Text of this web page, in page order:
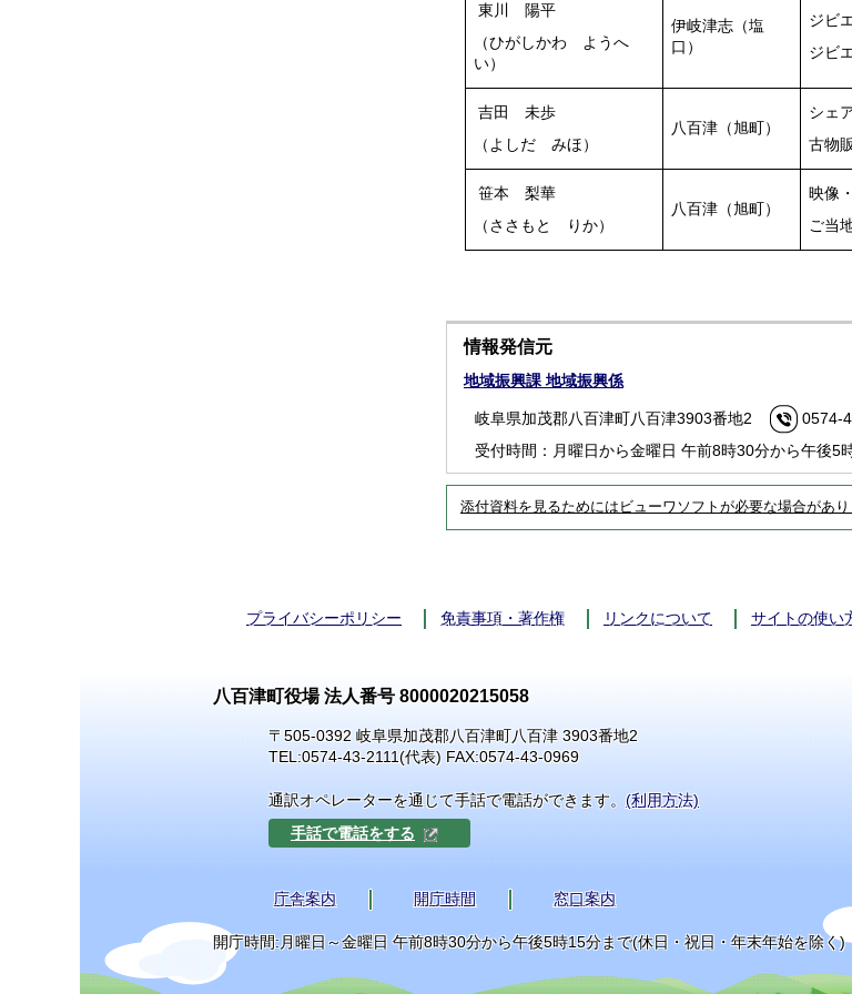
東川 陽平
（ひがしかわ ようへ
い）
伊岐津志（塩
口）
ジビ
ジビ
吉田 未歩
（よしだ みほ）
八百津（旭町）
シェ
古物
笹本 梨華
（ささもと りか）
八百津（旭町）
映像
ご当
情報発信元
地域振興課 地域振興係
岐阜県加茂郡八百津町八百津3903番地2 0574-
受付時間：月曜日から金曜日 午前8時30分から午後5
添付資料を見るためにはビューワソフトが必要な場合があ
プライバシーポリシー 免責事項・著作権 リンクについて サイトの使い
八百津町役場 法人番号 8000020215058
〒505-0392 岐阜県加茂郡八百津町八百津 3903番地2
TEL:0574-43-2111(代表) FAX:0574-43-0969
通訳オペレーターを通じて手話で電話ができます。 (利用方法)
手話で電話をする
庁舎案内 開庁時間 窓口案内
開庁時間:月曜日～金曜日 午前8時30分から午後5時15分まで(休日・祝日・年末年始を除く)